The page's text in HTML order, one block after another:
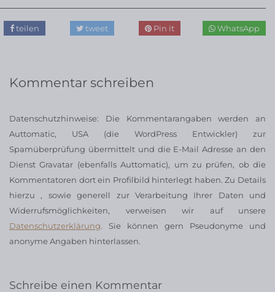
teilen tweet Pin it WhatsApp
Kommentar schreiben
Datenschutzhinweise: Die Kommentarangaben werden an
Auttomatic, USA (die WordPress Entwickler) zur
Spamüberprüfung übermittelt und die E-Mail Adresse an den
Dienst Gravatar (ebenfalls Auttomatic), um zu prüfen, ob die
Kommentatoren dort ein Profilbild hinterlegt haben. Zu Details
hierzu , sowie generell zur Verarbeitung Ihrer Daten und
Widerrufsmöglichkeiten, verweisen wir auf unsere
Datenschutzerklärung. Sie können gern Pseudonyme und
anonyme Angaben hinterlassen.
Schreibe einen Kommentar